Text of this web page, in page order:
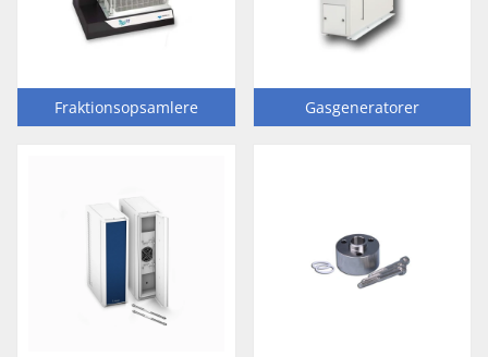
Fraktionsopsamlere Gasgeneratorer